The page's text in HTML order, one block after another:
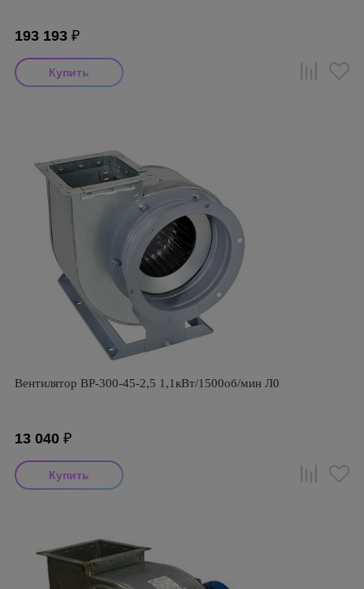
193 193 ₽
Вентилятор ВР-300-45-2,5 1,1кВт/1500об/мин Л0
13 040 ₽